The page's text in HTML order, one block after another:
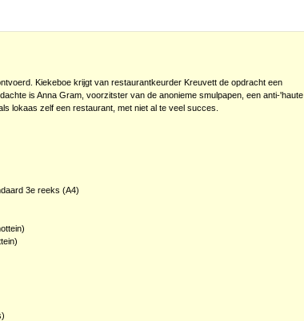
Kiekeboe krijgt van restaurantkeurder Kreuvett de opdracht een
is Anna Gram, voorzitster van de anonieme smulpapen, een anti-'haute
lokaas zelf een restaurant, met niet al te veel succes.
3e reeks (A4)